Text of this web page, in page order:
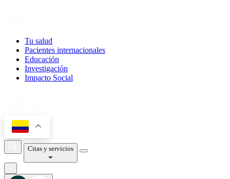
Tu salud
Pacientes internacionales
Educación
Investigación
Impacto Social
Citas y servicios